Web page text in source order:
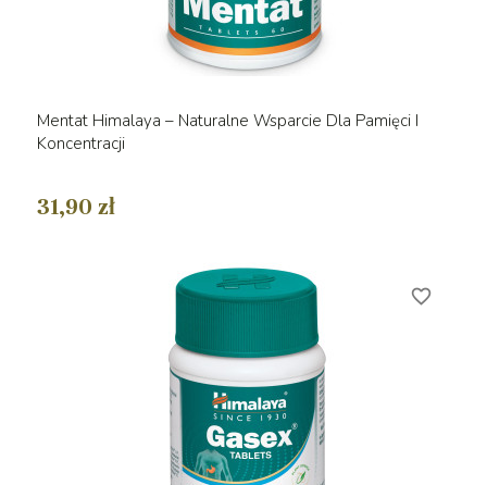
Mentat Himalaya – Naturalne Wsparcie Dla Pamięci I
Koncentracji
31,90 zł
favorite_border